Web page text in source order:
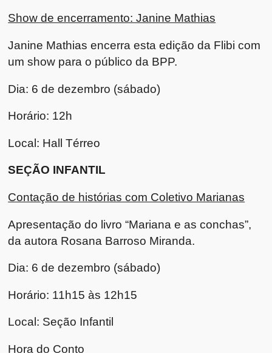
Show de encerramento: Janine Mathias
Janine Mathias encerra esta edição da Flibi com
um show para o público da BPP.
Dia: 6 de dezembro (sábado)
Horário: 12h
Local: Hall Térreo
SEÇÃO INFANTIL
Contação de histórias com Coletivo Marianas
Apresentação do livro “Mariana e as conchas”,
da autora Rosana Barroso Miranda.
Dia: 6 de dezembro (sábado)
Horário: 11h15 às 12h15
Local: Seção Infantil
Hora do Conto